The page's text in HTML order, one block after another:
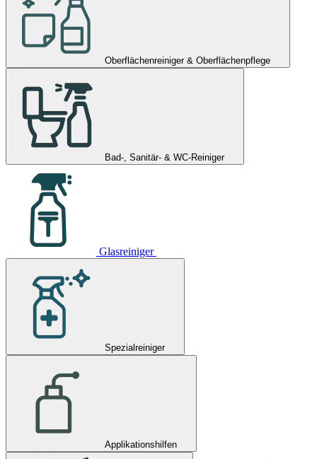
Oberflächenreiniger & Oberflächenpflege
Bad-, Sanitär- & WC-Reiniger
Glasreiniger
Spezialreiniger
Applikationshilfen